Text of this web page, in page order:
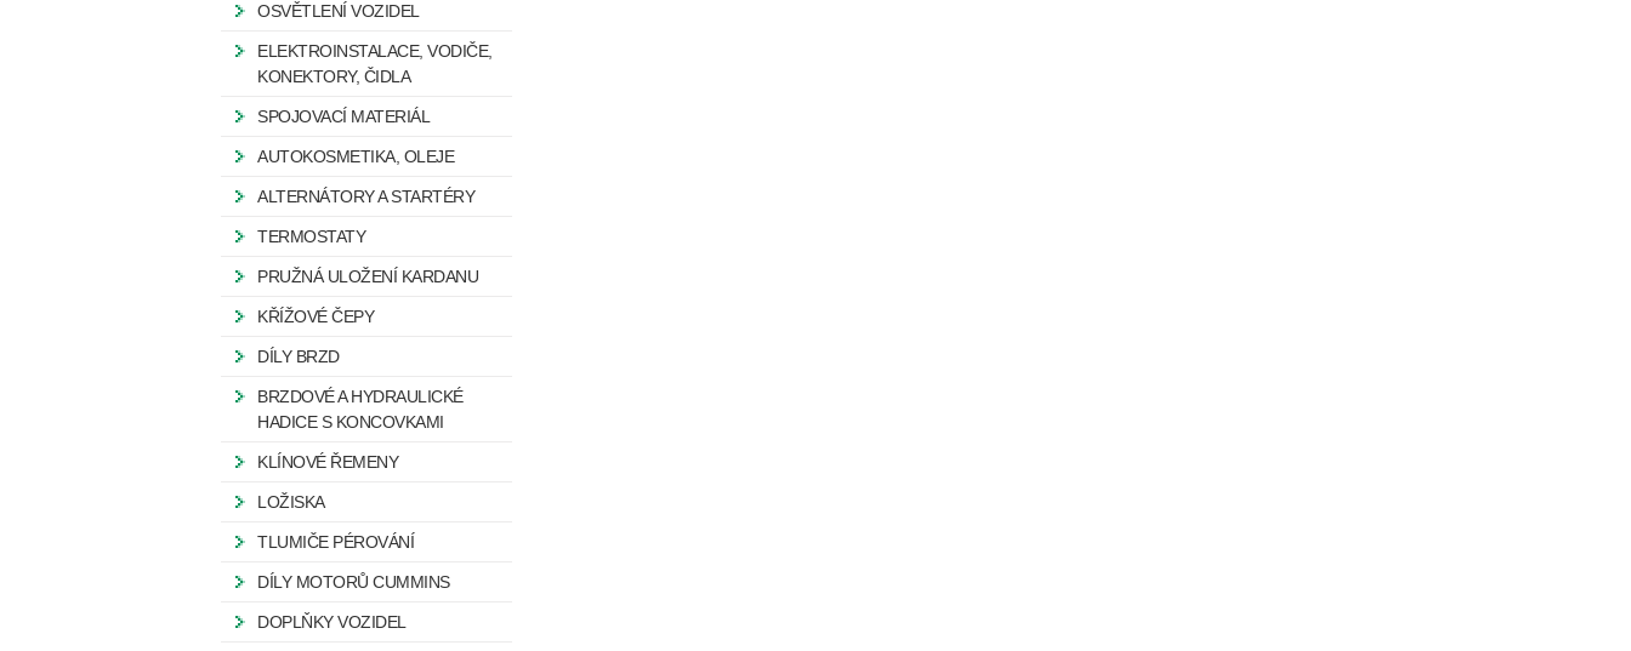
OSVĚTLENÍ VOZIDEL
ELEKTROINSTALACE, VODIČE,
KONEKTORY, ČIDLA
SPOJOVACÍ MATERIÁL
AUTOKOSMETIKA, OLEJE
ALTERNÁTORY A STARTÉRY
TERMOSTATY
PRUŽNÁ ULOŽENÍ KARDANU
KŘÍŽOVÉ ČEPY
DÍLY BRZD
BRZDOVÉ A HYDRAULICKÉ
HADICE S KONCOVKAMI
KLÍNOVÉ ŘEMENY
LOŽISKA
TLUMIČE PÉROVÁNÍ
DÍLY MOTORŮ CUMMINS
DOPLŇKY VOZIDEL